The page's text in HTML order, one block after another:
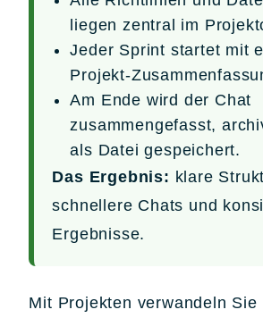
liegen zentral im
Jeder Sprint startet mit
Projekt-
Am Ende wird der Chat
zusammengefasst,
als Datei gespeichert.
Das Ergebnis: klare
schnellere Chats und
Ergebnisse.
Mit Projekten verwandeln Sie